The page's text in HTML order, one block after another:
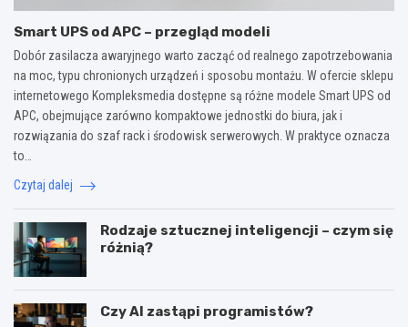
Smart UPS od APC – przegląd modeli
Dobór zasilacza awaryjnego warto zacząć od realnego zapotrzebowania
na moc, typu chronionych urządzeń i sposobu montażu. W ofercie sklepu
internetowego Kompleksmedia dostępne są różne modele Smart UPS od
APC, obejmujące zarówno kompaktowe jednostki do biura, jak i
rozwiązania do szaf rack i środowisk serwerowych. W praktyce oznacza
to…
Czytaj dalej
Rodzaje sztucznej inteligencji – czym się
różnią?
Czy AI zastąpi programistów?